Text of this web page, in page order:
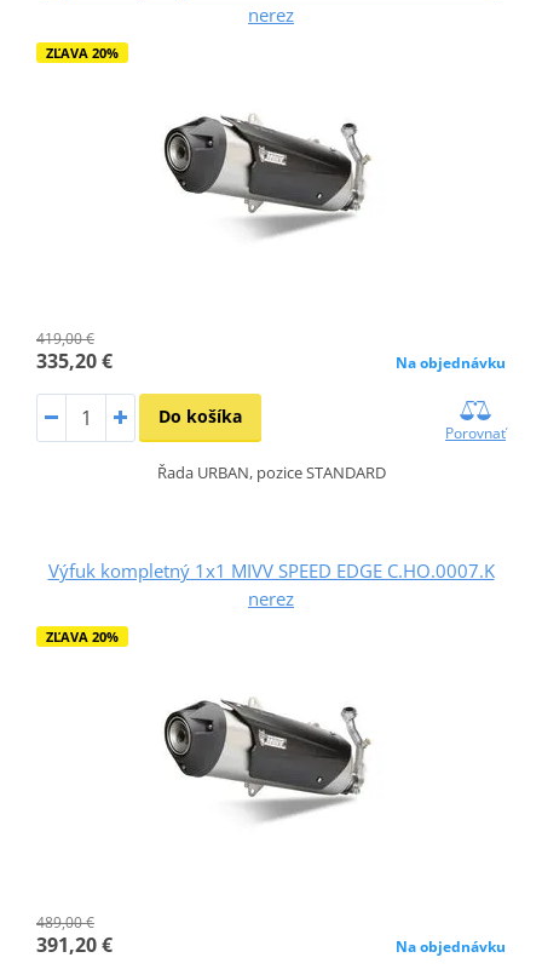
nerez
ZĽAVA 20%
419,00 €
335,20 € Na objednávku
Do košíka
Porovnať
Řada URBAN, pozice STANDARD
Výfuk kompletný 1x1 MIVV SPEED EDGE C.HO.0007.K
nerez
ZĽAVA 20%
489,00 €
391,20 € Na objednávku